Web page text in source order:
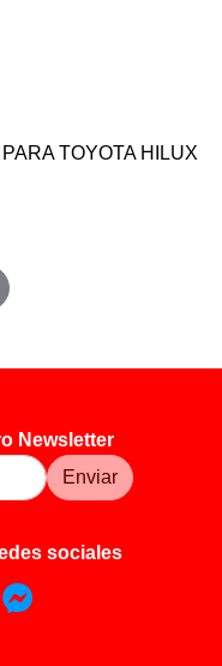
TOYOTA HILUX
Newsletter
Enviar
sociales